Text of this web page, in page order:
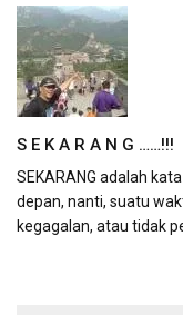
S E K A R A N G ……!!!
SEKARANG adalah
depan, nanti, suatu
kegagalan, atau tidak